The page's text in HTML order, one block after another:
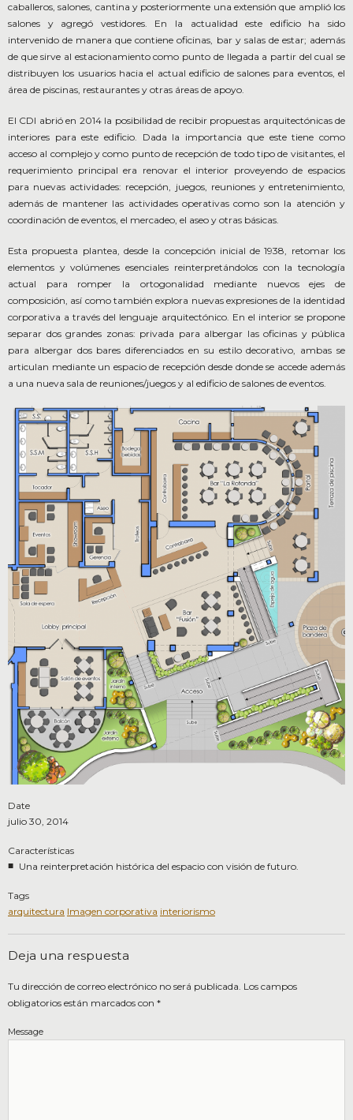
caballeros, salones, cantina y posteriormente una extensión que amplió los
salones y agregó vestidores. En la actualidad este edificio ha sido
intervenido de manera que contiene oficinas, bar y salas de estar; además
de que sirve al estacionamiento como punto de llegada a partir del cual se
distribuyen los usuarios hacia el actual edificio de salones para eventos, el
área de piscinas, restaurantes y otras áreas de apoyo.
El CDI abrió en 2014 la posibilidad de recibir propuestas arquitectónicas de
interiores para este edificio. Dada la importancia que este tiene como
acceso al complejo y como punto de recepción de todo tipo de visitantes, el
requerimiento principal era renovar el interior proveyendo de espacios
para nuevas actividades: recepción, juegos, reuniones y entretenimiento,
además de mantener las actividades operativas como son la atención y
coordinación de eventos, el mercadeo, el aseo y otras básicas.
Esta propuesta plantea, desde la concepción inicial de 1938, retomar los
elementos y volúmenes esenciales reinterpretándolos con la tecnología
actual para romper la ortogonalidad mediante nuevos ejes de
composición, así como también explora nuevas expresiones de la identidad
corporativa a través del lenguaje arquitectónico. En el interior se propone
separar dos grandes zonas: privada para albergar las oficinas y pública
para albergar dos bares diferenciados en su estilo decorativo, ambas se
articulan mediante un espacio de recepción desde donde se accede además
a una nueva sala de reuniones/juegos y al edificio de salones de eventos.
Date
julio 30, 2014
Características
Una reinterpretación histórica del espacio con visión de futuro.
Tags
arquitectura Imagen corporativa interiorismo
Deja una respuesta
Tu dirección de correo electrónico no será publicada. Los campos
obligatorios están marcados con *
Message